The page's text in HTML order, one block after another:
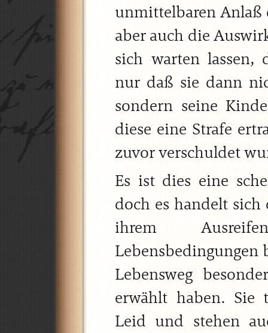
unmittelbaren Anlaß
aber auch die
sich warten lassen,
nur daß sie dann
sondern seine
diese eine Strafe
zuvor verschuldet
Es ist dies eine
doch es handelt
ihrem
Lebensbedingungen
Lebensweg
erwählt haben. Sie
Leid und stehen